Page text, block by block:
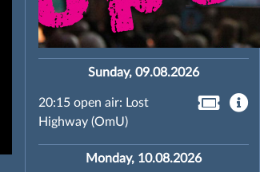
Sunday, 09.08.2026
20:15 open air: Lost
Highway (OmU)
Monday, 10.08.2026